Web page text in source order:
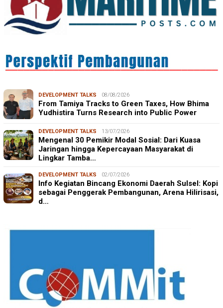
DEVELOPMENT TALKS 08/08/2026
From Tamiya Tracks to Green Taxes, How Bhima
Yudhistira Turns Research into Public Power
DEVELOPMENT TALKS 13/07/2026
Mengenal 30 Pemikir Modal Sosial: Dari Kuasa
Jaringan hingga Kepercayaan Masyarakat di
Lingkar Tamba…
DEVELOPMENT TALKS 02/07/2026
Info Kegiatan Bincang Ekonomi Daerah Sulsel: Kopi
sebagai Penggerak Pembangunan, Arena Hilirisasi,
d…